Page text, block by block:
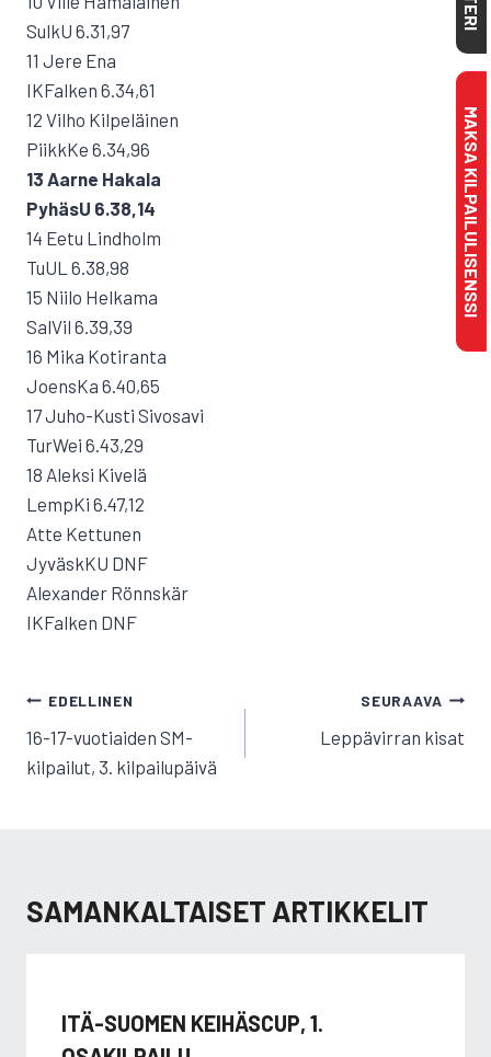
SulkU 6.31,97
11 Jere Ena
IKFalken 6.34,61
12 Vilho Kilpeläinen
PiikkKe 6.34,96
13 Aarne Hakala
PyhäsU 6.38,14
14 Eetu Lindholm
TuUL 6.38,98
15 Niilo Helkama
SalVil 6.39,39
16 Mika Kotiranta
JoensKa 6.40,65
17 Juho-Kusti Sivosavi
TurWei 6.43,29
18 Aleksi Kivelä
LempKi 6.47,12
Atte Kettunen
JyväskKU DNF
Alexander Rönnskär
IKFalken DNF
ARTIKKELIEN
SELAUS
EDELLINEN
16-17-vuotiaiden SM-
kilpailut, 3. kilpailupäivä
SEURAAVA
Leppävirran kisat
SAMANKALTAISET ARTIKKELIT
ITÄ-SUOMEN KEIHÄSCUP, 1.
MAKSA KILPAILULISENSSI